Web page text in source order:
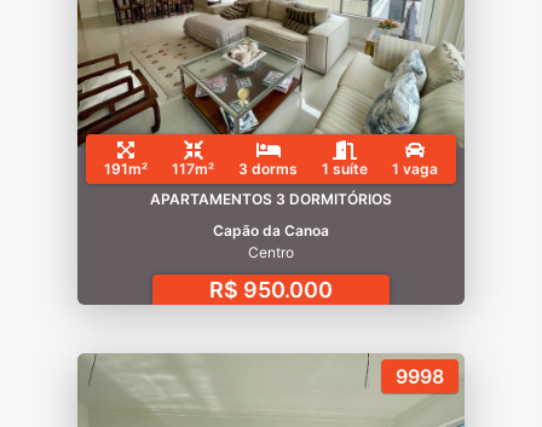
191m² 117m² 3 dorms 1 suíte
1 vaga
APARTAMENTOS 3 DORMITÓRIOS
Capão da Canoa
Centro
R$ 950.000
9998